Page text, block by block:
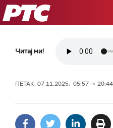
РТС
Читај ми!
ПЕТАК, 07.11.2025, 05:57 -> 20:44